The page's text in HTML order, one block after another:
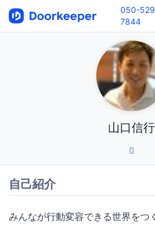
050-
7844
山口信行
自己紹介
みんなが行動変容できる世界をつ